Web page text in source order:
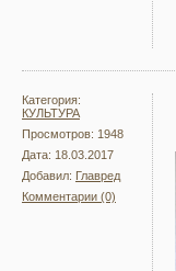
Категория:
КУЛЬТУРА
Просмотров: 1948
Дата: 18.03.2017
Добавил: Главред
Комментарии (0)